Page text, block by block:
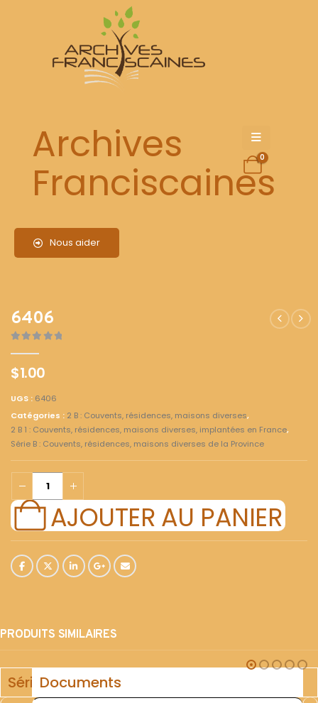
Archives
Franciscaines
Nous aider
0
6406
$1.00
UGS : 6406
Catégories : 2 B : Couvents, résidences, maisons diverses,
2 B 1 : Couvents, résidences, maisons diverses, implantées en France,
Série B : Couvents, résidences, maisons diverses de la Province
AJOUTER AU PANIER
PRODUITS SIMILAIRES
SérieDocuments